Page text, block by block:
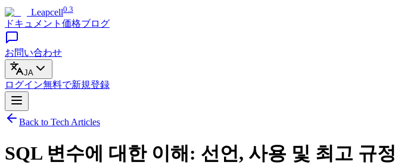
Leapcell0.3
ドキュメント 価格ブログ
お問い合わせ
JA
ログイン無料で新規登録
Back to Tech Articles
SQL 변수에 대한 이해: 선언, 사용 및 최고 규정